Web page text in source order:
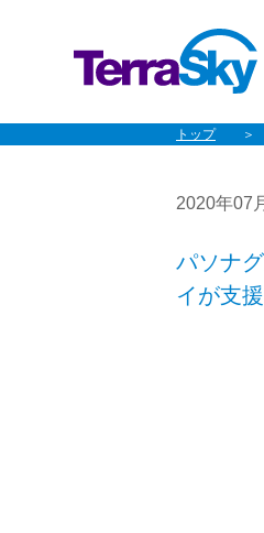
トップ
2020年07
パソナ
イが支援